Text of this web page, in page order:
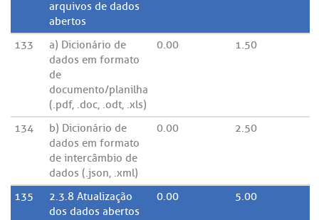
arquivos de dados
abertos
133
a) Dicionário de
dados em formato
de
documento/planilha
(.pdf, .doc, .odt, .xls)
0.00 1.50
134
b) Dicionário de
dados em formato
de intercâmbio de
dados (.json, .xml)
0.00 2.50
135
2.3.8 Atualização
dos dados abertos
0.00 5.00